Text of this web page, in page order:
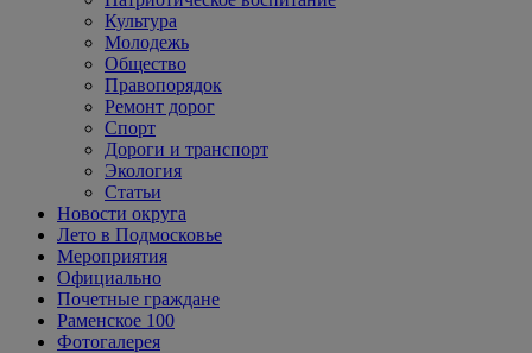
Культура
Молодежь
Общество
Правопорядок
Ремонт дорог
Спорт
Дороги и транспорт
Экология
Статьи
Новости округа
Лето в Подмосковье
Мероприятия
Официально
Почетные граждане
Раменское 100
Фотогалерея